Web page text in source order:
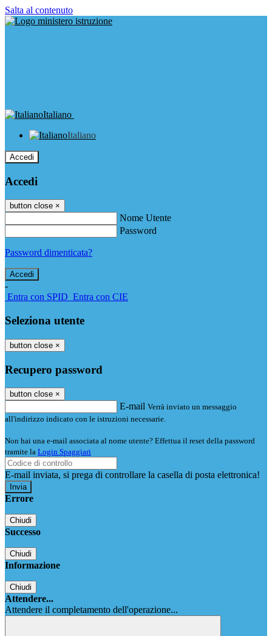
Salta al contenuto
Italiano
Italiano
Accedi
Accedi
button close ×
Nome Utente
Password
Password dimenticata?
-
Entra con SPID Entra con CIE
Seleziona utente
button close ×
Recupero password
button close ×
E-mail Verrà inviato un messaggio
all'indirizzo indicato con le istruzioni necessarie.
Non hai una e-mail associata al nome utente? Effettua il reset della password
tramite la Login Spaggiari
E-mail inviata, si prega di controllare la casella di posta elettronica!
Errore
Chiudi
Successo
Chiudi
Informazione
Chiudi
Attendere...
Attendere il completamento dell'operazione...